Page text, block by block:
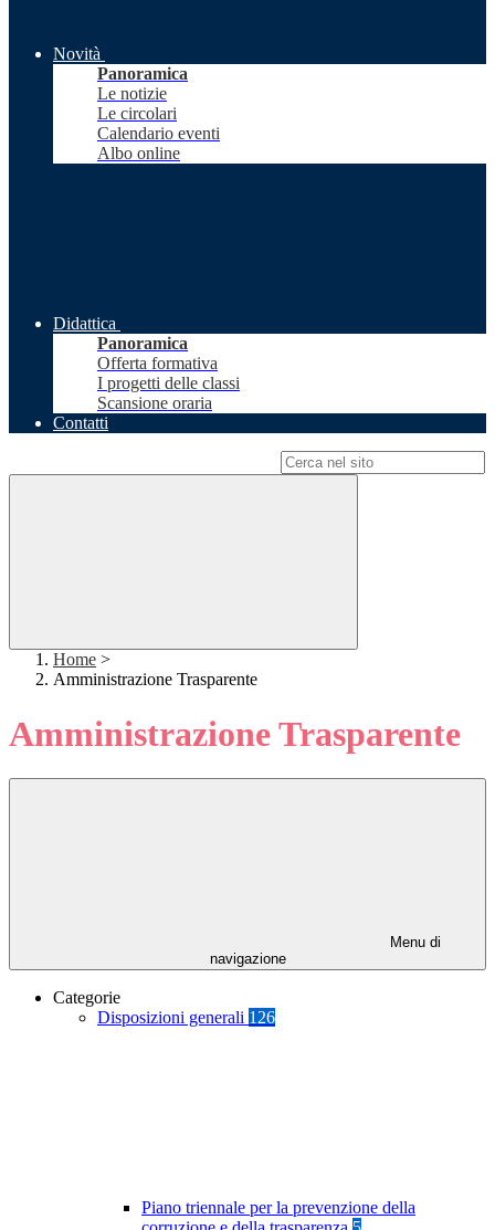
Novità
Panoramica
Le notizie
Le circolari
Calendario eventi
Albo online
Didattica
Panoramica
Offerta formativa
I progetti delle classi
Scansione oraria
Contatti
Home >
Amministrazione Trasparente
Amministrazione Trasparente
Menu di
navigazione
Categorie
Disposizioni generali 126
Piano triennale per la prevenzione della